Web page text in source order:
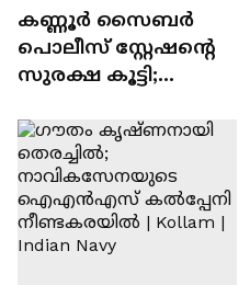
കണ്ണൂര്‍ സൈബര്‍
പൊലീസ് സ്റ്റേഷന്റെ
സുരക്ഷ കൂട്ടി;
മജിസട്രേറ്റിന് മുന്നിൽ
ഉടൻ ഹാജരാക്കും